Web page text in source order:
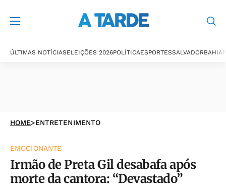
ÚLTIMAS NOTÍCIASELEIÇÕES 2026POLÍTICAESPORTESSALVADORBAHIA
HOME>ENTRETENIMENTO
EMOCIONANTE
Irmão de Preta Gil desabafa após
morte da cantora: “Devastado”